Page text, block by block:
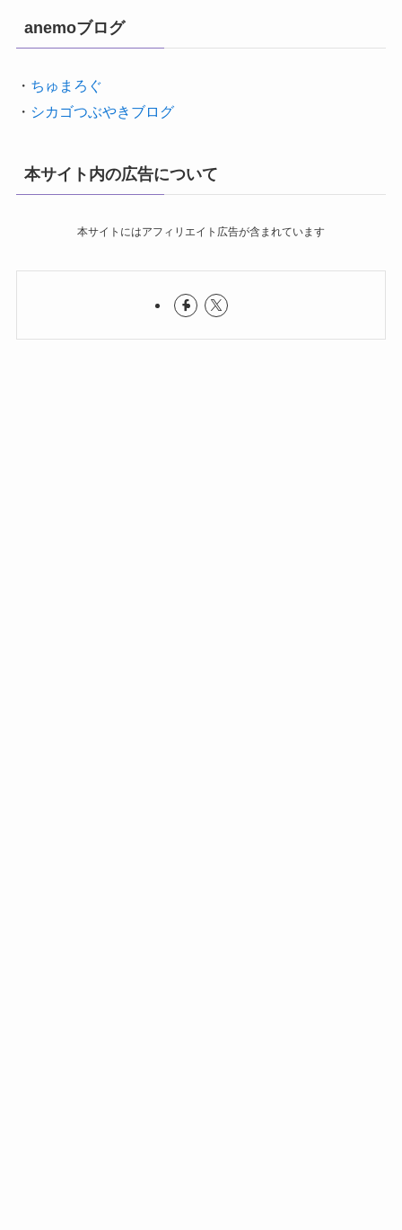
anemoブログ
・ ちゅまろぐ
・ シカゴつぶやきブログ
本サイト内の広告について
本サイトにはアフィリエイト広告が含まれています